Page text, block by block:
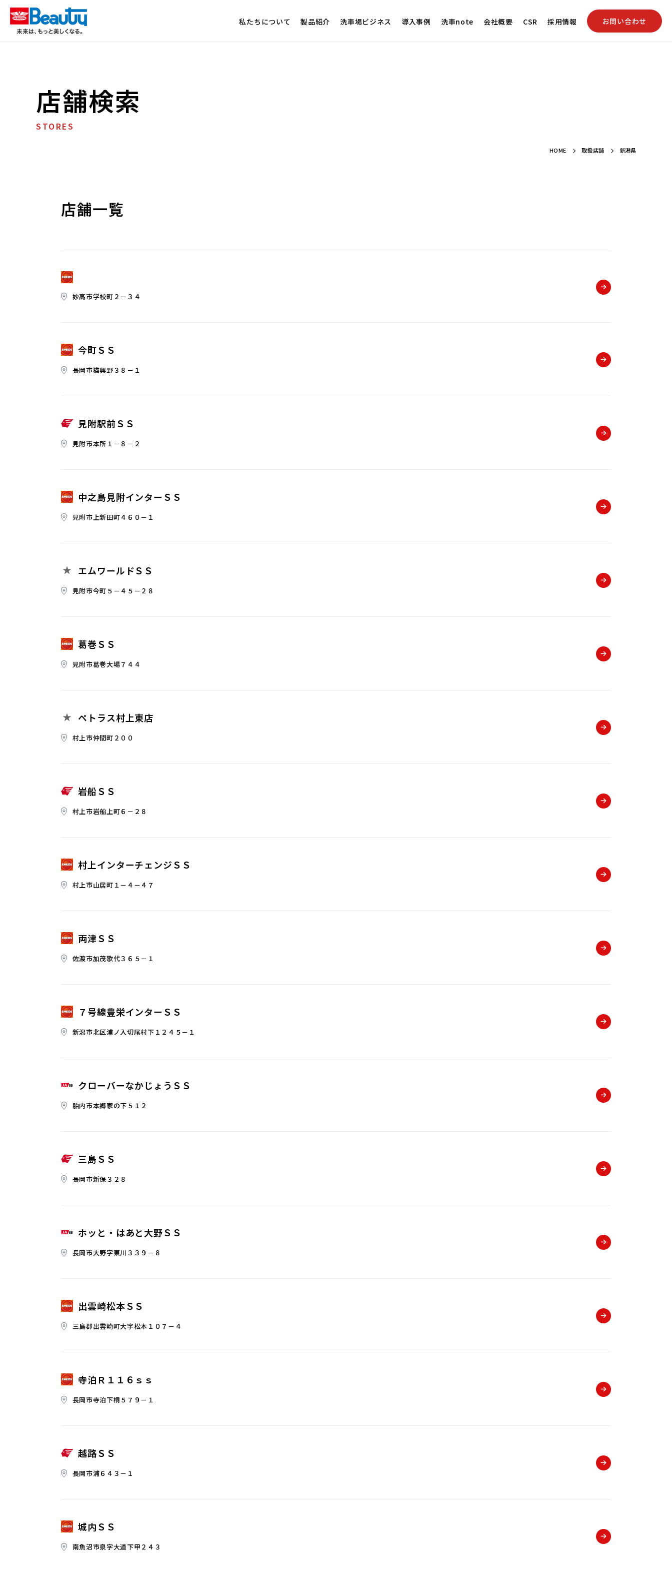
私たちについて 製品紹介 洗車場ビジネス 導入事例 洗車note 会社概要 CSR 採用情報 お問い合わせ
店舗検索
STORES
HOME 取扱店舗 新潟県
店舗一覧
妙高市学校町２－３４
今町ＳＳ
長岡市猫興野３８－１
見附駅前ＳＳ
見附市本所１－８－２
中之島見附インターＳＳ
見附市上新田町４６０－１
エムワールドＳＳ
見附市今町５－４５－２８
葛巻ＳＳ
見附市葛巻大場７４４
ペトラス村上東店
村上市仲間町２００
岩船ＳＳ
村上市岩船上町６－２８
村上インターチェンジＳＳ
村上市山居町１－４－４７
両津ＳＳ
佐渡市加茂歌代３６５－１
７号線豊栄インターＳＳ
新潟市北区浦ノ入切尾村下１２４５－１
クローバーなかじょうＳＳ
胎内市本郷家の下５１２
三島ＳＳ
長岡市新保３２８
ホッと・はあと大野ＳＳ
長岡市大野字東川３３９－８
出雲崎松本ＳＳ
三島郡出雲崎町大字松本１０７－４
寺泊Ｒ１１６ｓｓ
長岡市寺泊下桐５７９－１
越路ＳＳ
長岡市浦６４３－１
城内ＳＳ
南魚沼市泉字大道下甲２４３